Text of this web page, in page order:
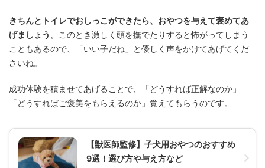
きちんとトイレでおしっこができたら、おやつを与えて褒めてあ
げましょう。
このとき激しく頭を撫でたりすると怖がってしまう
こともあるので、「いい子だね」と優しく声をかけてあげてくだ
さいね。
成功体験を積ませてあげることで、「どうすれば正解なのか」
「どうすればご褒美をもらえるのか」覚えてもらうのです。
【獣医師監修】子犬用おやつのおすすめ
9選！選び方や与え方など